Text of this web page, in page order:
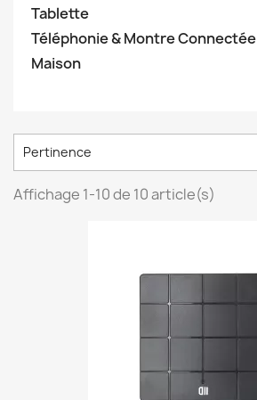
Tablette
Téléphonie & Montre Connectée
Maison
Pertinence
Affichage 1-10 de 10 article(s)